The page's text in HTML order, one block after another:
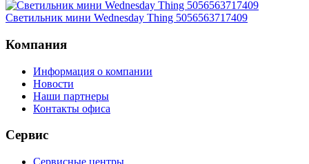
Светильник мини Wednesday Thing 5056563717409
Компания
Информация о компании
Новости
Наши партнеры
Контакты офиса
Сервис